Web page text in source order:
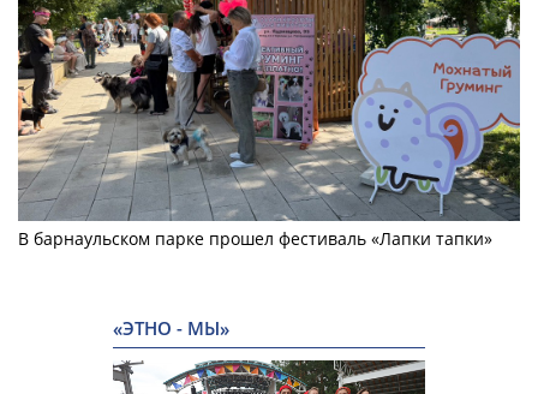
В барнаульском парке прошел фестиваль «Лапки тапки»
«ЭТНО - МЫ»